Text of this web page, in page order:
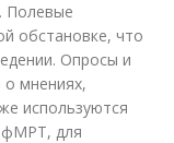
Полевые
обстановке, что
Опросы и
мнениях,
используются
фМРТ, для